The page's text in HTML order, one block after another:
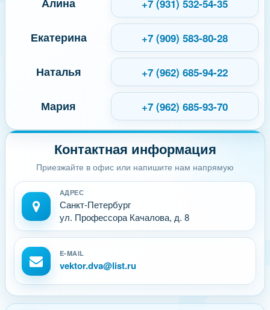
Контактная информация
Приезжайте в офис или напишите нам напрямую
АДРЕС
Санкт-Петербург
ул. Профессора Качалова, д. 8
E-MAIL
vektor.dva@list.ru
+7 (931) 532-54-35
Екатерина +7 (909) 583-80-28
Наталья +7 (962) 685-94-22
Мария +7 (962) 685-93-70